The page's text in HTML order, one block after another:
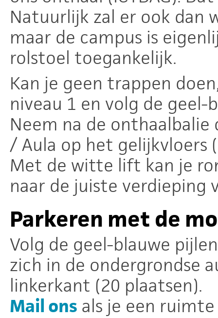
Natuurlijk zal er ook dan
maar de campus is
rolstoel toegankelijk.
Kan je geen trappen
niveau 1 en volg de geel-
Neem na de
/ Aula op het gelijkvloers
Met de witte lift kan je
naar de juiste verdieping
Parkeren met de
Volg de geel-blauwe
zich in de ondergrondse
linkerkant (20 plaatsen).
Mail ons als je een